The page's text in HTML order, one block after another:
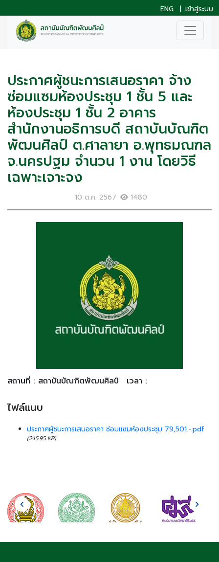
ENG | เข้าสู่ระบบ
ประกาศผู้ชนะการเสนอราคา จ้าง
ซ่อมแซมห้องประชุม 1 ชั้น 5 และ
ห้องประชุม 1 ชั้น 2 อาคาร
สำนักงานอธิการบดี สถาบันบัณฑิต
พัฒนศิลป์ ต.ศาลายา อ.พุทธมณฑล
จ.นครปฐม จำนวน 1 งาน โดยวิธี
เฉพาะเจาะจง
10 ต.ค. 2567 1480
สถานที่ : สถาบันบัณฑิตพัฒนศิลป์ เวลา :
ไฟล์แนบ
ประกาศผู้ชนะการเสนอราคา ซ่อมแซมห้องประชุม 79,501.-.pdf
(245.95 KB)